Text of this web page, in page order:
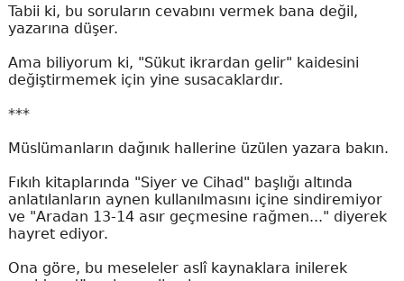
Tabii ki, bu soruların cevabını vermek bana değil,
yazarına düşer.
Ama biliyorum ki, "Sükut ikrardan gelir" kaidesini
değiştirmemek için yine susacaklardır.
***
Müslümanların dağınık hallerine üzülen yazara bakın.
Fıkıh kitaplarında "Siyer ve Cihad" başlığı altında
anlatılanların aynen kullanılmasını içine sindiremiyor
ve "Aradan 13-14 asır geçmesine rağmen..." diyerek
hayret ediyor.
Ona göre, bu meseleler aslî kaynaklara inilerek